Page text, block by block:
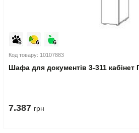
Код товару: 10107883
Шафа для документів 3-311 кабінет
7.387 грн